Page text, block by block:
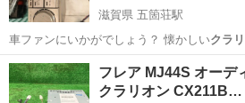
滋賀県 五箇荘駅
車ファンにいかがでしょう？ 懐かしいクラ
ク、電源コードの…
滋賀 東近江市 車のパー
フレア MJ44S オーデ
クラリオン CX211B…